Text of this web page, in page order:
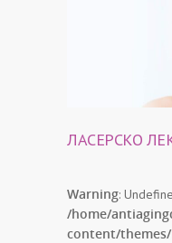
ЛАСЕРСКО
Warning:
/home/
content/themes/